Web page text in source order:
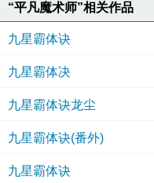
“平凡魔术师”相关作品
九星霸体诀
九星霸体决
九星霸体诀龙尘
九星霸体诀(番外)
九星霸体诀